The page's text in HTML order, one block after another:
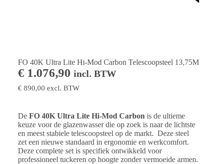
FO 40K Ultra Lite Hi-Mod Carbon Telescoopsteel 13,75M
€1.076,90 incl. BTW
€890,00 excl. BTW
De FO 40K Ultra Lite Hi-Mod Carbon is de ultieme
keuze voor de glazenwasser die op zoek is naar de lichtste
en meest stabiele telescoopsteel op de markt. Deze steel
zet een nieuwe standaard in ergonomie en werkcomfort.
Deze complete set is specifiek ontwikkeld voor
professioneel tuckeren op hoogte zonder vermoeide armen.